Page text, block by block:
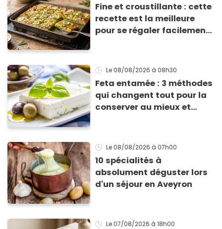
Fine et croustillante : cette
recette est la meilleure
pour se régaler facilement
Le 08/08/2026 à 08h30
Feta entamée : 3 méthodes
qui changent tout pour la
conserver au mieux et
Le 08/08/2026 à 07h00
10 spécialités à
absolument déguster lors
d'un séjour en Aveyron
Le 07/08/2026 à 18h00